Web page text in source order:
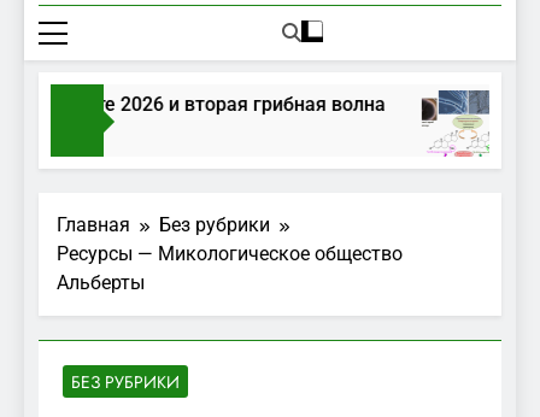
в августе 2026 и вторая грибная волна
Главная
Без рубрики
Ресурсы — Микологическое общество
Альберты
БЕЗ РУБРИКИ